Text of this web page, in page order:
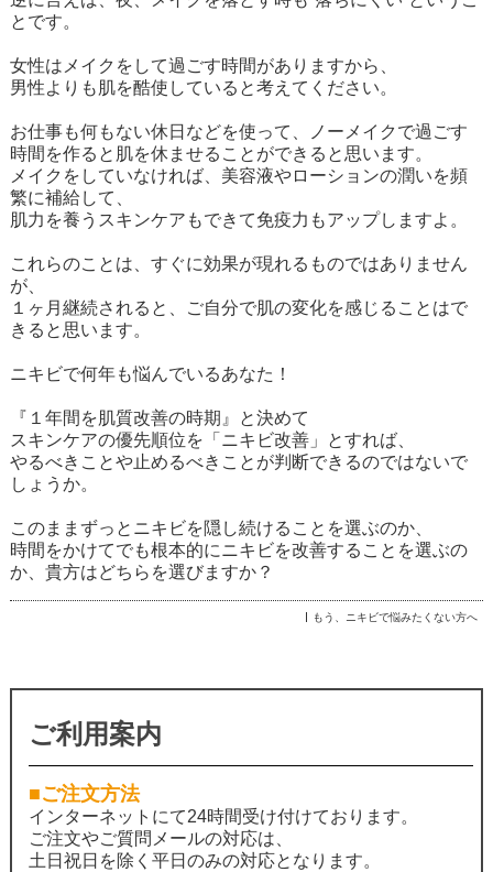
とです。
女性はメイクをして過ごす時間がありますから、
男性よりも肌を酷使していると考えてください。
お仕事も何もない休日などを使って、ノーメイクで過ごす
時間を作ると肌を休ませることができると思います。
メイクをしていなければ、美容液やローションの潤いを頻
繁に補給して、
肌力を養うスキンケアもできて免疫力もアップしますよ。
これらのことは、すぐに効果が現れるものではありません
が、
１ヶ月継続されると、ご自分で肌の変化を感じることはで
きると思います。
ニキビで何年も悩んでいるあなた！
『１年間を肌質改善の時期』と決めて
スキンケアの優先順位を「ニキビ改善」とすれば、
やるべきことや止めるべきことが判断できるのではないで
しょうか。
このままずっとニキビを隠し続けることを選ぶのか、
時間をかけてでも根本的にニキビを改善することを選ぶの
か、貴方はどちらを選びますか？
もう、ニキビで悩みたくない方へ
ご利用案内
■ご注文方法
インターネットにて24時間受け付けております。
ご注文やご質問メールの対応は、
土日祝日を除く平日のみの対応となります。